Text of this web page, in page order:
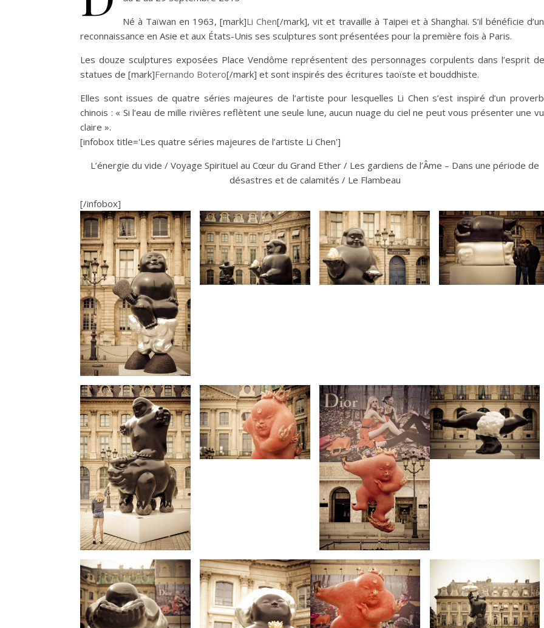
Né à Taïwan en 1963, [mark]Li Chen[/mark], vit et travaille à Taipei et à Shanghai. S’il bénéficie
reconnaissance en Asie et aux États-Unis ses sculptures sont présentées pour la première fois à Paris.
Les douze sculptures exposées Place Vendôme représentent des personnages corpulents dans l’esprit
statues de [mark]Fernando Botero[/mark] et sont inspirés des écritures taoïste et bouddhiste.
Elles sont issues de quatre séries majeures de l’artiste pour lesquelles Li Chen s’est inspiré d’un
chinois : « Si l’eau de mille rivières reflètent une seule lune, aucun nuage du ciel ne peut vous présenter une
claire ».
[infobox title='Les quatre séries majeures de l’artiste Li Chen']
L’énergie du vide / Voyage Spirituel au Cœur du Grand Ether / Les gardiens de l’Âme – Dans une période de
désastres et de calamités / Le Flambeau
[/infobox]